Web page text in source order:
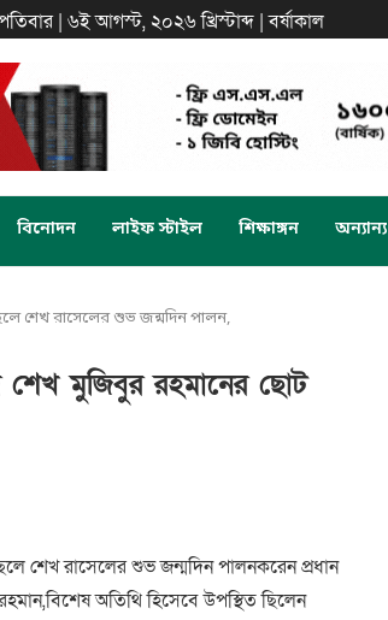
| ৬ই আগস্ট, ২০২৬ খ্রিস্টাব্দ | বর্ষাকাল
বিনোদন লাইফ স্টাইল শিক্ষাঙ্গন অন্যান্য
শেখ রাসেলের শুভ জন্মদিন পালন,
শেখ মুজিবুর রহমানের ছোট
শেখ রাসেলের শুভ জন্মদিন পালনকরেন প্রধান
অতিথি হিসেবে উপস্থিত ছিলেন